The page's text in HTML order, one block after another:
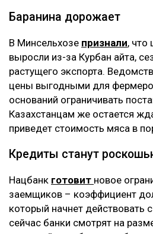
Баранина дорожает
В Минсельхозе признали, что
выросли из-за Курбан айта,
растущего экспорта.
цены выгодными для
оснований ограничивать
Казахстанцам же остается
приведет стоимость мяса в
Кредиты станут
Нацбанк готовит новое
заемщиков – коэффициент
который начнет действовать
сейчас банки смотрят на